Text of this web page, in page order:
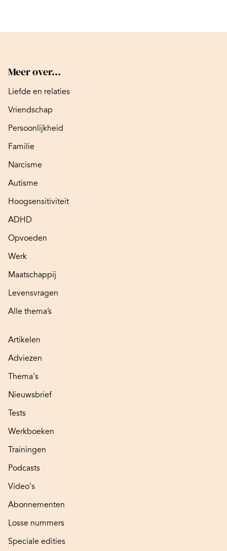
Meer over...
Liefde en relaties
Vriendschap
Persoonlijkheid
Familie
Narcisme
Autisme
Hoogsensitiviteit
ADHD
Opvoeden
Werk
Maatschappij
Levensvragen
Alle thema’s
Artikelen
Adviezen
Thema's
Nieuwsbrief
Tests
Werkboeken
Trainingen
Podcasts
Video's
Abonnementen
Losse nummers
Speciale edities